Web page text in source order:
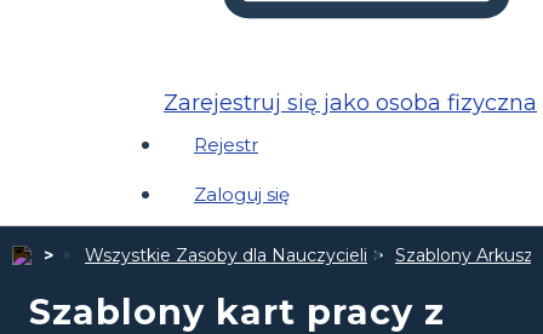
Zarejestruj się jako osoba fizyczna
Rejestr
Zaloguj się
Wszystkie Zasoby dla Nauczycieli Szablony
Szablony kart pracy z